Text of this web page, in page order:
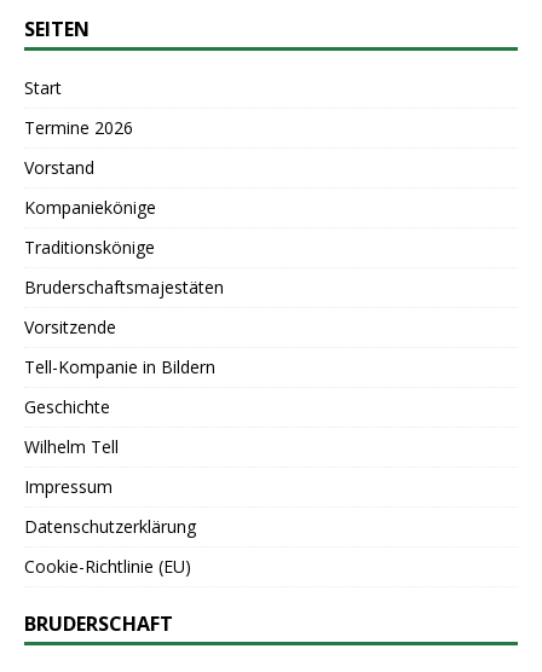
SEITEN
Start
Termine 2026
Vorstand
Kompaniekönige
Traditionskönige
Bruderschaftsmajestäten
Vorsitzende
Tell-Kompanie in Bildern
Geschichte
Wilhelm Tell
Impressum
Datenschutzerklärung
Cookie-Richtlinie (EU)
BRUDERSCHAFT